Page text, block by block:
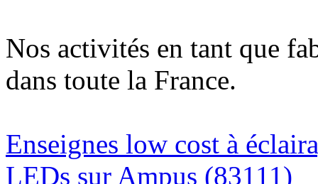
Nos activités en tant que
dans toute la France.
Enseignes low cost à
LEDs sur Ampus (83111)